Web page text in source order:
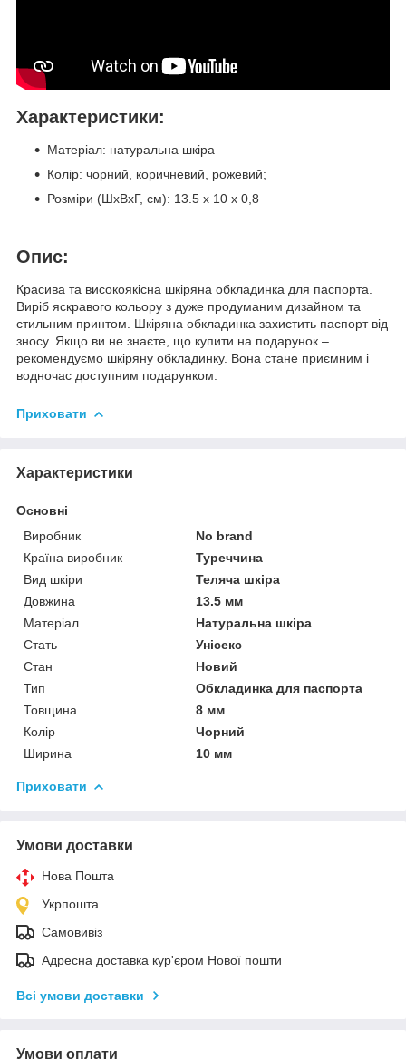
Характеристики:
Матеріал: натуральна шкіра
Колір: чорний, коричневий, рожевий;
Розміри (ШхВхГ, см): 13.5 х 10 х 0,8
Опис:
Красива та високоякісна шкіряна обкладинка для паспорта.
Виріб яскравого кольору з дуже продуманим дизайном та
стильним принтом. Шкіряна обкладинка захистить паспорт від
зносу. Якщо ви не знаєте, що купити на подарунок –
рекомендуємо шкіряну обкладинку. Вона стане приємним і
водночас доступним подарунком.
Приховати
Характеристики
Основні
Виробник
No brand
Країна виробник
Туреччина
Вид шкіри
Теляча шкіра
Довжина
13.5 мм
Матеріал
Натуральна шкіра
Стать
Унісекс
Стан
Новий
Тип
Обкладинка для паспорта
Товщина
8 мм
Колір
Чорний
Ширина
10 мм
Приховати
Умови доставки
Нова Пошта
Укрпошта
Самовивіз
Адресна доставка кур'єром Нової пошти
Всі умови доставки
Умови оплати